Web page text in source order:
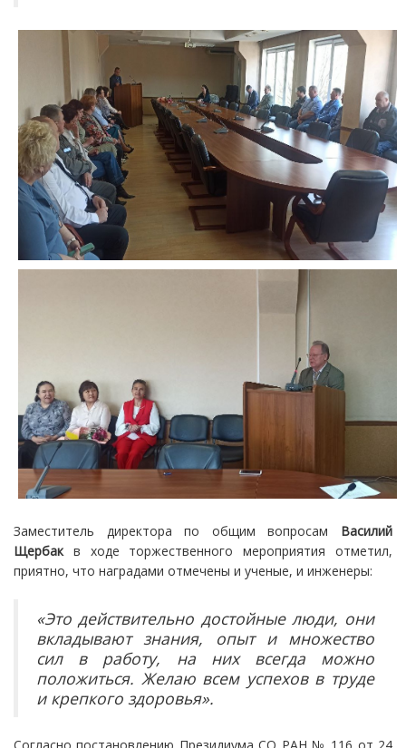
Заместитель директора по общим вопросам Василий
Щербакв ходе торжественного мероприятия отметил,
приятно, что наградами отмечены и ученые, и инженеры:
«Это действительно достойные люди, они
вкладывают знания, опыт и множество
сил в работу, на них всегда можно
положиться. Желаю всем успехов в труде
и крепкого здоровья».